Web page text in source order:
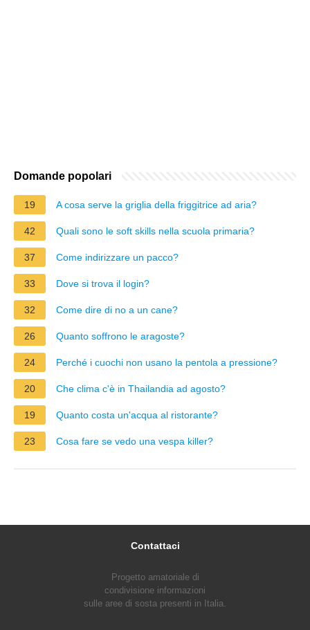
Domande popolari
19 A cosa serve la griglia della friggitrice ad aria?
42 Quali sono le soft skills nella scuola primaria?
37 Come indirizzare un pacco?
33 Dove si trova il login?
32 Come dire di no a un cane?
26 Quanto soffrono le aragoste?
24 Perché i cuochi non usano la pentola a pressione?
20 Che clima c'è in Thailandia ad agosto?
19 Quanto costa un'acqua al ristorante?
23 Cosa fare se vedo una vespa killer?
Contattaci
Progetto amatoriale di
condivisione informazioni
sulle aree di sosta presenti in Italia.